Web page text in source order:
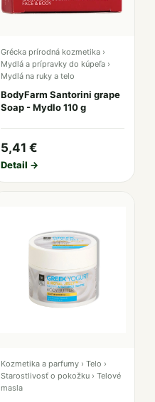
Grécka prírodná kozmetika ›
Mydlá a prípravky do kúpeľa ›
Mydlá na ruky a telo
BodyFarm Santorini grape
Soap - Mydlo 110 g
5,41 €
Detail →
Kozmetika a parfumy › Telo ›
Starostlivosť o pokožku › Telové
masla